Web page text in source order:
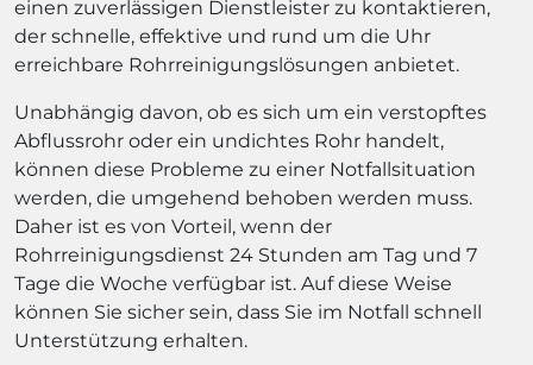
einen zuverlässigen Dienstleister zu kontaktieren,
der schnelle, effektive und rund um die Uhr
erreichbare Rohrreinigungslösungen anbietet.
Unabhängig davon, ob es sich um ein verstopftes
Abflussrohr oder ein undichtes Rohr handelt,
können diese Probleme zu einer Notfallsituation
werden, die umgehend behoben werden muss.
Daher ist es von Vorteil, wenn der
Rohrreinigungsdienst 24 Stunden am Tag und 7
Tage die Woche verfügbar ist. Auf diese Weise
können Sie sicher sein, dass Sie im Notfall schnell
Unterstützung erhalten.